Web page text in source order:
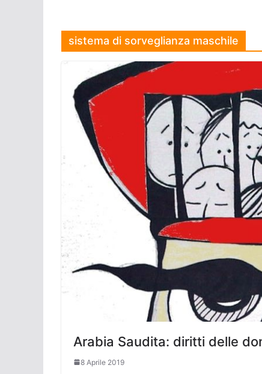
sistema di sorveglianza maschile
Arabia Saudita: diritti delle
8 Aprile 2019